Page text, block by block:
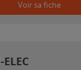
Voir sa fiche